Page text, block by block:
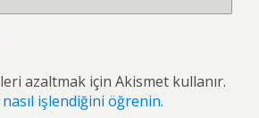
azaltmak için Akismet kullanır.
işlendiğini öğrenin.